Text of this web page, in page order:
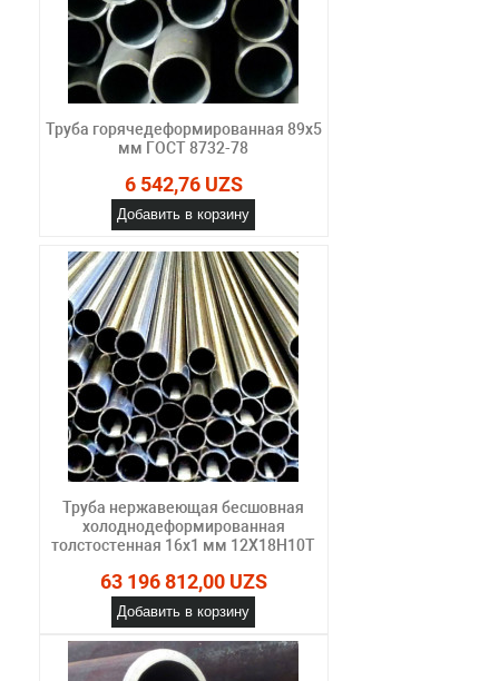
Труба горячедеформированная 89х5
мм ГОСТ 8732-78
6 542,76 UZS
Добавить в корзину
Труба нержавеющая бесшовная
холоднодеформированная
толстостенная 16х1 мм 12Х18Н10Т
63 196 812,00 UZS
Добавить в корзину